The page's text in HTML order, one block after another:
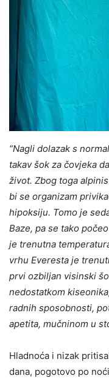
“Nagli dolazak s
takav šok za čovjeka
život. Zbog toga
bi se organizam
hipoksiju. Tomo je
Baze, pa se tako
je trenutna
vrhu Everesta je
prvi ozbiljan visinski
nedostatkom
radnih sposobnosti,
apetita, mučninom u
Hladnoća i nizak
dana, pogotovo po